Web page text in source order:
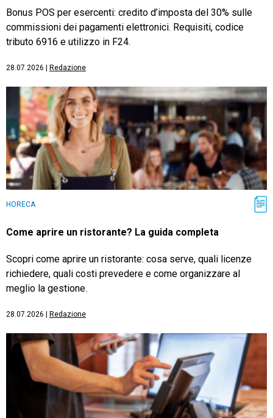
Bonus POS per esercenti: credito d’imposta del 30% sulle
commissioni dei pagamenti elettronici. Requisiti, codice
tributo 6916 e utilizzo in F24.
28.07.2026 Redazione
HORECA
Come aprire un ristorante? La guida completa
Scopri come aprire un ristorante: cosa serve, quali licenze
richiedere, quali costi prevedere e come organizzare al
meglio la gestione.
28.07.2026 Redazione